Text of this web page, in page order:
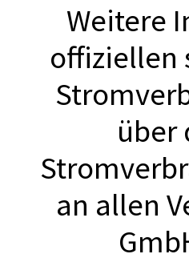
Weitere
offiziellen
über
an allen